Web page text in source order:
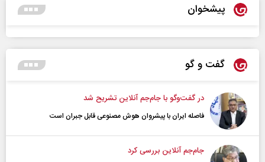
پیشخوان
گفت و گو
در گفت‌و‌گو با جام‌جم آنلاین تشریح شد
فاصله ایران با پیشرو‌ان هوش مصنوعی قابل جبران است
جام‌جم آنلاین بررسی کرد